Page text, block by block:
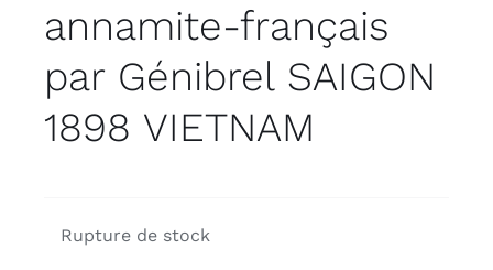
annamite-français
par Génibrel SAIGON
1898 VIETNAM
Rupture de stock